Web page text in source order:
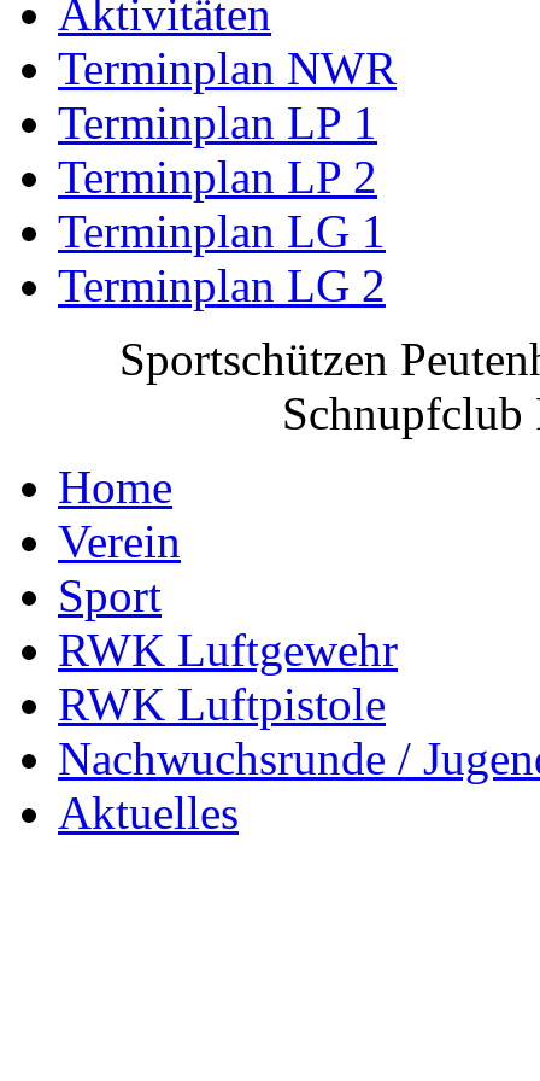
Aktivitäten
Terminplan NWR
Terminplan LP 1
Terminplan LP 2
Terminplan LG 1
Terminplan LG 2
Sportschützen
Schnupfclub
Home
Verein
Sport
RWK Luftgewehr
RWK Luftpistole
Nachwuchsrunde /
Aktuelles